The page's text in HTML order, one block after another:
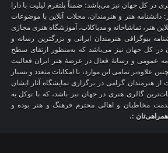
در کل جهان نیز می‌باشد؛ ضمناً پلتفرم لیلیت با دارا
هنر و هنرمندان، مجلات آنلاین با موضوعات
هنر، تماشاخانه و مدیاکلاب، آموزشگاه هنری مجازی
بیوگرافی هنرمندان ایرانی و بزرگترین رسانه و
در کل جهان نیز می‌باشد که به‌منظور ارتقای سطح
عمومی و رسانهٔ فعال در عرصهٔ هنر ایران فعالیت
علاوه‌بر تمامی این موارد، با امکانات متعدد و بسیار
هنرمندان گرامی در برگزاری نمایشگاه آثار ایشان
گالری هنری در جهان نیز باشد، که با توکل به
مخاطبان و اهالی محترم فرهنگ و هنر بوده و
:.